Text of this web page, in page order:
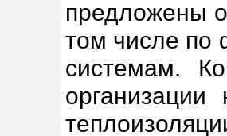
предложены
том числе по
системам.